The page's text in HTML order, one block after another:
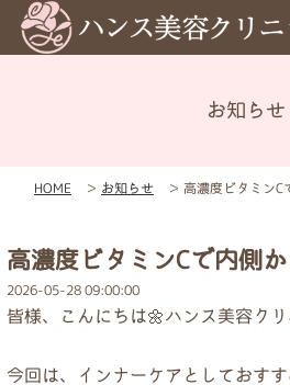
メニュー
予約
料金表
お知らせ
HOME ＞ お知らせ ＞ 高濃度ビタミンC
高濃度ビタミンCで内側
2026-05-28 09:00:00
皆様、こんにちは🌼ハンス美容ク
今回は、インナーケアとしておす